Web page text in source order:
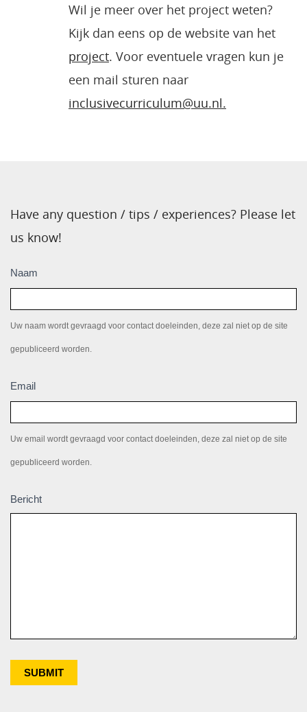
Wil je meer over het project weten?
Kijk dan eens op de website van het
project. Voor eventuele vragen kun je
een mail sturen naar
inclusivecurriculum@uu.nl.
Have any question / tips / experiences? Please let
us know!
Inzendingen
Naam
Uw naam wordt gevraagd voor contact doeleinden, deze zal niet op de site
gepubliceerd worden.
Email
Uw email wordt gevraagd voor contact doeleinden, deze zal niet op de site
gepubliceerd worden.
Bericht
SUBMIT